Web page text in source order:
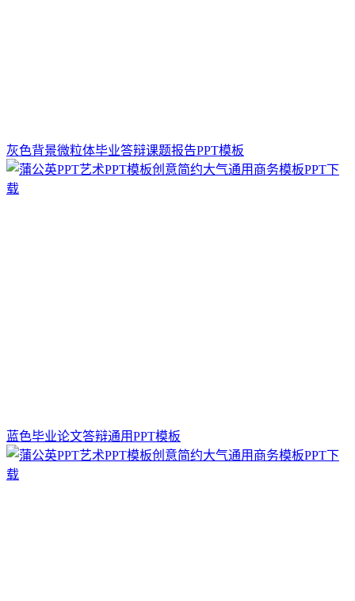
灰色背景微粒体毕业答辩课题报告PPT模板
蓝色毕业论文答辩通用PPT模板